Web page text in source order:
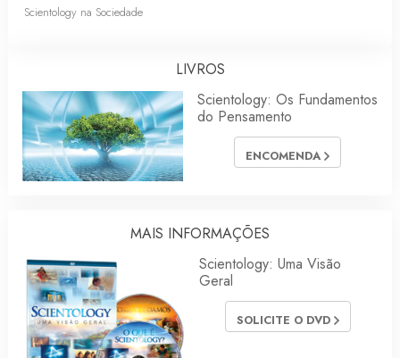
Scientology na Sociedade
LIVROS
Scientology: Os Fundamentos
do Pensamento
ENCOMENDA
MAIS INFORMAÇÕES
Scientology: Uma Visão
Geral
SOLICITE O DVD